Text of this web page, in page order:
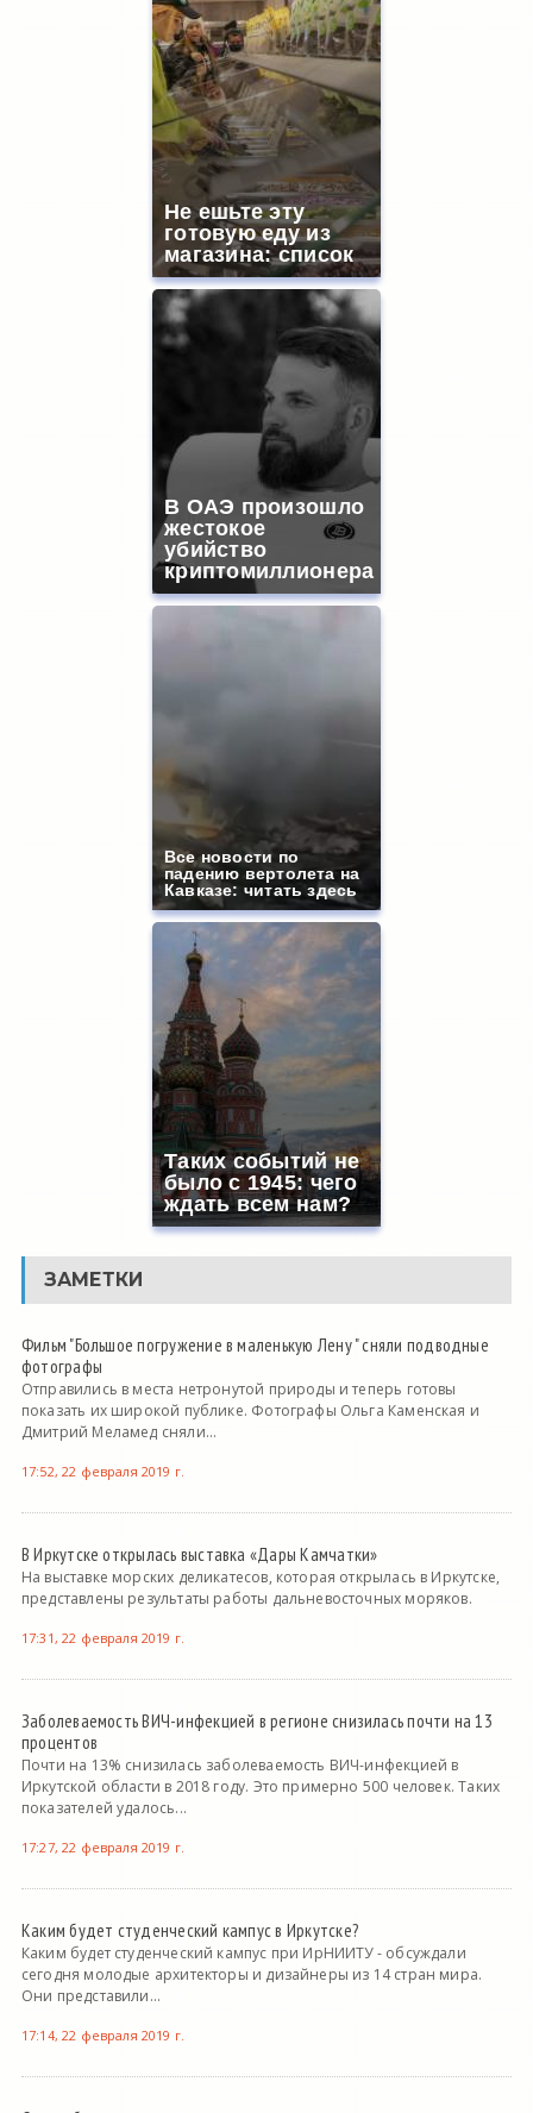
Не ешьте эту
готовую еду из
магазина: список
В ОАЭ произошло
жестокое
убийство
криптомиллионера
Все новости по
падению вертолета на
Кавказе: читать здесь
Таких событий не
было с 1945: чего
ждать всем нам?
ЗАМЕТКИ
Фильм "Большое погружение в маленькую Лену " сняли подводные
фотографы
Отправились в места нетронутой природы и теперь готовы
показать их широкой публике. Фотографы Ольга Каменская и
Дмитрий Меламед сняли...
17:52, 22 февраля 2019 г.
В Иркутске открылась выставка «Дары Камчатки»
На выставке морских деликатесов, которая открылась в Иркутске,
представлены результаты работы дальневосточных моряков.
17:31, 22 февраля 2019 г.
Заболеваемость ВИЧ-инфекцией в регионе снизилась почти на 13
процентов
Почти на 13% снизилась заболеваемость ВИЧ-инфекцией в
Иркутской области в 2018 году. Это примерно 500 человек. Таких
показателей удалось...
17:27, 22 февраля 2019 г.
Каким будет студенческий кампус в Иркутске?
Каким будет студенческий кампус при ИрНИИТУ - обсуждали
сегодня молодые архитекторы и дизайнеры из 14 стран мира.
Они представили...
17:14, 22 февраля 2019 г.